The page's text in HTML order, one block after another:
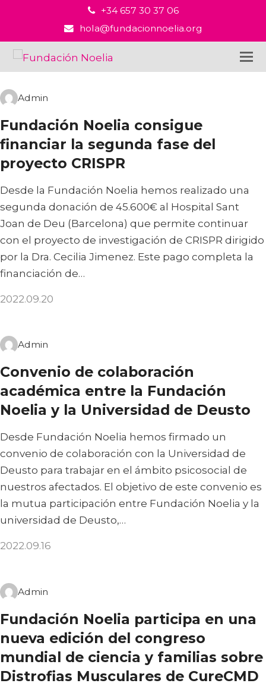
+34 657 30 37 06
hola@fundacionnoelia.org
Admin
Fundación Noelia consigue
financiar la segunda fase del
proyecto CRISPR
Desde la Fundación Noelia hemos realizado una
segunda donación de 45.600€ al Hospital Sant
Joan de Deu (Barcelona) que permite continuar
con el proyecto de investigación de CRISPR dirigido
por la Dra. Cecilia Jimenez. Este pago completa la
financiación de…
2022.09.20
Admin
Convenio de colaboración
académica entre la Fundación
Noelia y la Universidad de Deusto
Desde Fundación Noelia hemos firmado un
convenio de colaboración con la Universidad de
Deusto para trabajar en el ámbito psicosocial de
nuestros afectados. El objetivo de este convenio es
la mutua participación entre Fundación Noelia y la
universidad de Deusto,…
2022.09.16
Admin
Fundación Noelia participa en una
nueva edición del congreso
mundial de ciencia y familias sobre
Distrofias Musculares de CureCMD